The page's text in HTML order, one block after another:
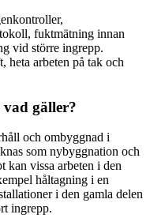
fuktmätning innan
vid större ingrepp.
heta arbeten på tak och
gäller?
och ombyggnad i
som nybyggnation och
kan vissa arbeten i den
håltagning i en
i den gamla delen
ingrepp.